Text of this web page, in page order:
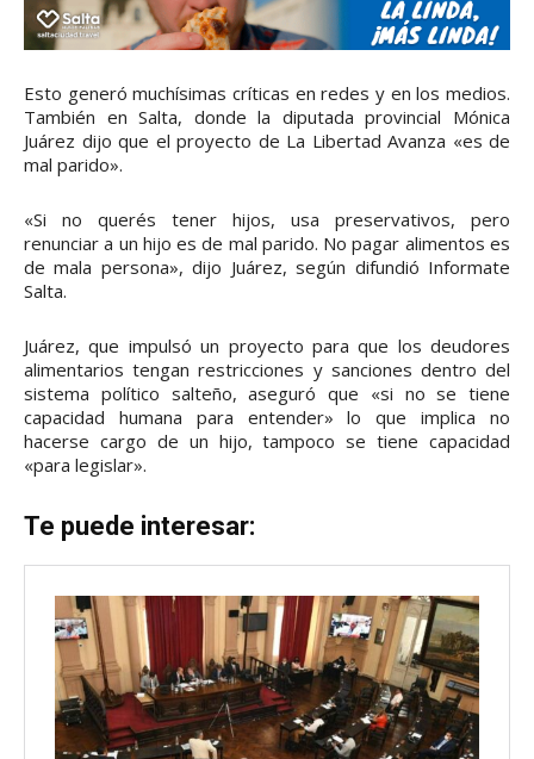
Esto generó muchísimas críticas en redes y en los medios.
También en Salta, donde la diputada provincial Mónica
Juárez dijo que el proyecto de La Libertad Avanza «es de
mal parido».
«Si no querés tener hijos, usa preservativos, pero
renunciar a un hijo es de mal parido. No pagar alimentos es
de mala persona», dijo Juárez, según difundió Informate
Salta.
Juárez, que impulsó un proyecto para que los deudores
alimentarios tengan restricciones y sanciones dentro del
sistema político salteño, aseguró que «si no se tiene
capacidad humana para entender» lo que implica no
hacerse cargo de un hijo, tampoco se tiene capacidad
«para legislar».
Te puede interesar: